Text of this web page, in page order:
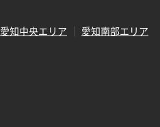
愛知中央エリア
愛知南部エリア